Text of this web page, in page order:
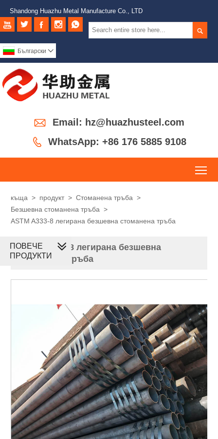
Shandong Huazhu Metal Manufacture Co., LTD

    
Български 
 Email: hz@huazhusteel.com
 WhatsApp: +86 176 5885 9108
къща > продукт > Стоманена тръба >
Безшевна стоманена тръба >
ASTM A333-8 легирана безшевна стоманена тръба
ASTM A333-8 легирана безшевна
стоманена тръба
ПОВЕЧЕ
ПРОДУКТИ